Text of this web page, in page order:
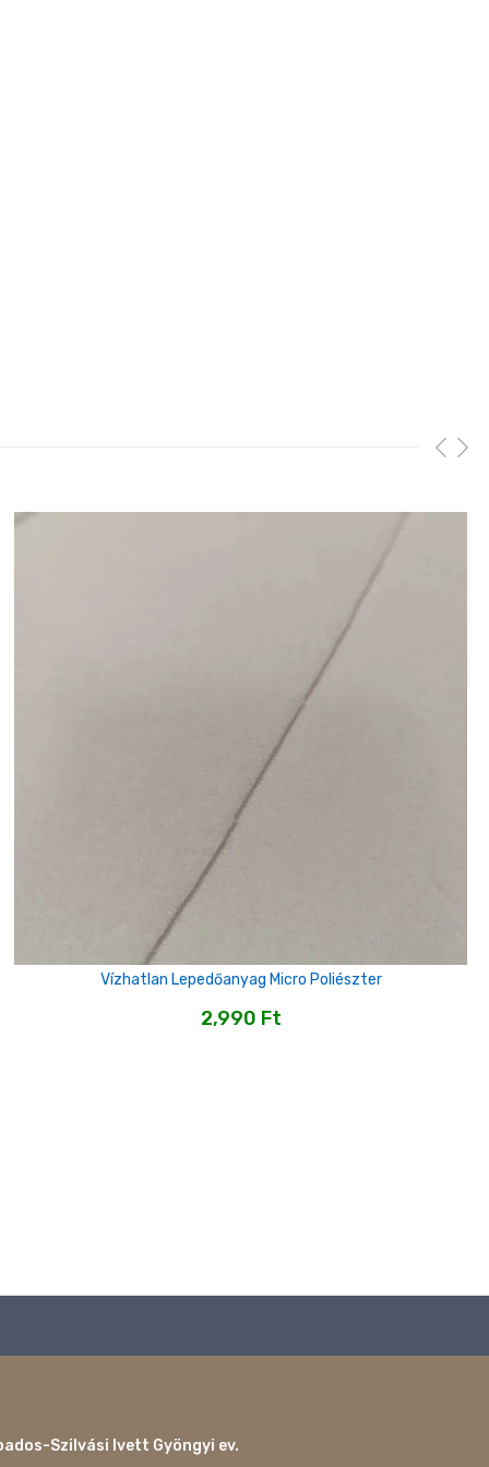
Vízhatlan Lepedőanyag Micro Poliészter
2,990 Ft
Szilvási Ivett Gyöngyi ev.